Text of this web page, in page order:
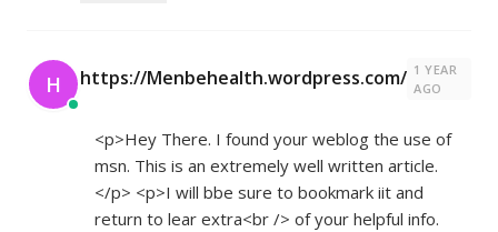
H https://Menbehealth.wordpress.com/ 1 YEAR
AGO
<p>Hey There. I found your weblog the use of
msn. This is an extremely well written article.
</p> <p>I will bbe sure to bookmark iit and
return to lear extra<br /> of your helpful info.